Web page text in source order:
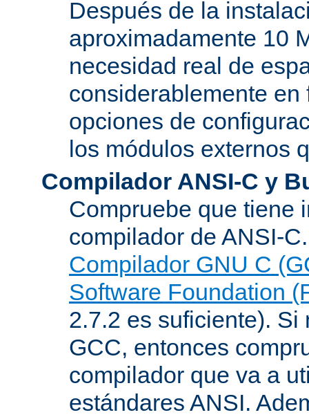
Después de la
aproximadamente 10
necesidad real de
considerablemente en
opciones de
los módulos externos
Compilador ANSI-C y
Compruebe que tiene
compilador de ANSI-
Compilador GNU C
Software Foundation
2.7.2 es suficiente).
GCC, entonces
compilador que va a
estándares ANSI.